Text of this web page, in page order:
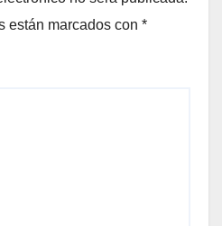
están marcados con *